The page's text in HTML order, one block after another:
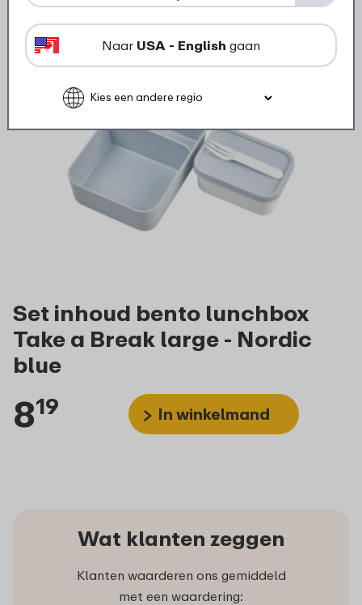
Set inhoud bento lunchbox
Take a Break large - Nordic
blue
819 In winkelmand
Wat klanten zeggen
Klanten waarderen ons gemiddeld
met een waardering:
Naar USA - English gaan